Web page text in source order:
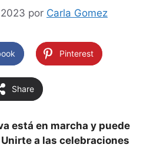
por Carla Gomez
Pinterest
Share
está en marcha y puede
a las celebraciones